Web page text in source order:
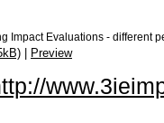
Impact Evaluations - different
| Preview